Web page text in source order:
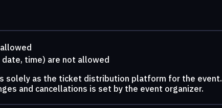
time) are not allowed
solely as the ticket distribution platform for the event.
and cancellations is set by the event organizer.